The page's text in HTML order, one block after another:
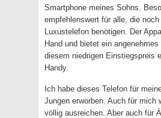
Smartphone meines Sohns.
empfehlenswert für alle, die
Luxustelefon benötigen. Der
Hand und bietet ein
diesem niedrigen Einstiegspreis
Handy.
Ich habe dieses Telefon für
Jungen erworben. Auch für mich
völlig ausreichen. Aber auch für